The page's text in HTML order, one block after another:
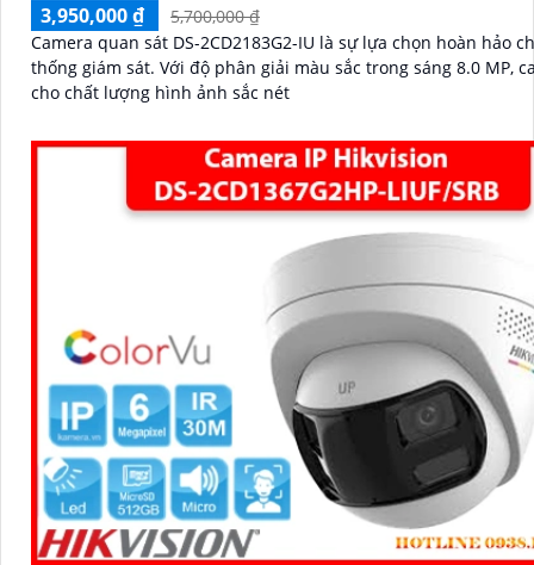
3,950,000 ₫
5,700,000 ₫
Camera quan sát DS-2CD2183G2-IU là sự lựa chọn hoàn hảo
thống giám sát. Với độ phân giải màu sắc trong sáng 8.0 MP, camera
cho chất lượng hình ảnh sắc nét